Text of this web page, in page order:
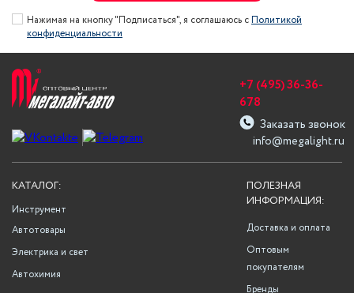
Нажимая на кнопку "Подписаться", я соглашаюсь сПолитикой
конфиденциальности
info@megalight.ru
+7 (495) 36-36-
678
Заказать звонок
ПОЛЕЗНАЯ
ИНФОРМАЦИЯ:
Доставка и оплата
Оптовым
покупателям
Бренды
КАТАЛОГ:
Инструмент
Автотовары
Электрика и свет
Автохимия